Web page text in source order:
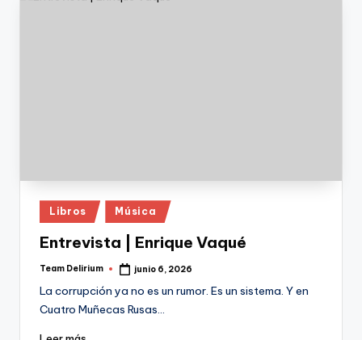
Publicado
en
Libros Música
Entrevista | Enrique Vaqué
Publicado
Team Delirium junio 6, 2026
La corrupción ya no es un rumor. Es un sistema. Y en
Cuatro Muñecas Rusas…